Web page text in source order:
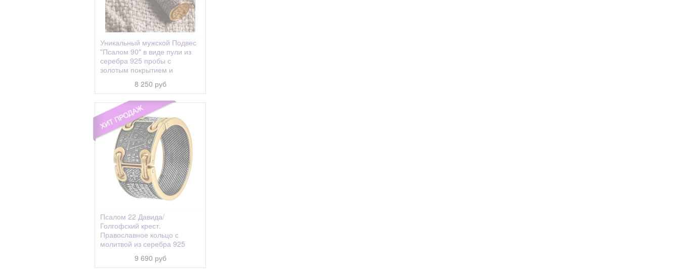
Уникальный мужской Подвес
"Псалом 90" в виде пули из
серебра 925 пробы с
золотым покрытием и
8 250 руб
Псалом 22 Давида/
Голгофский крест.
Православное кольцо с
молитвой из серебра 925
чернением9 690 руб